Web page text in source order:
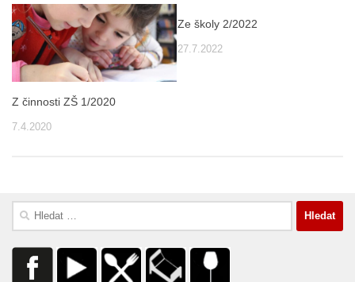
Z činnosti ZŠ 1/2020
7.4.2020
Ze školy 2/2022
27.7.2022
Vyhledávání